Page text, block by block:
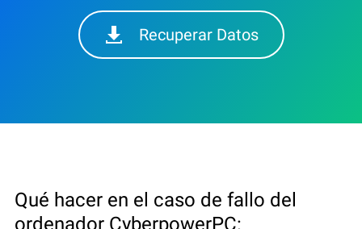
Recuperar Datos
Qué hacer en el caso de fallo del
ordenador CyberpowerPC: